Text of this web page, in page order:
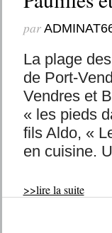
par
La plage
de Port-
Vendres et
« les pieds
fils Aldo, «
en cuisine.
>>lire la suite